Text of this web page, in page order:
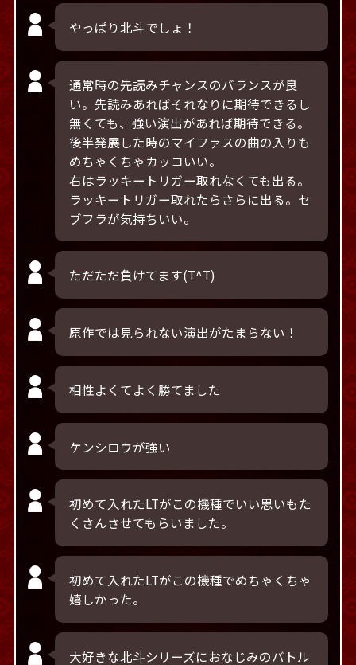
やっぱり北斗でしょ！
通常時の先読みチャンスのバランスが良
い。先読みあればそれなりに期待できるし
無くても、強い演出があれば期待できる。
後半発展した時のマイファスの曲の入りも
めちゃくちゃカッコいい。
右はラッキートリガー取れなくても出る。
ラッキートリガー取れたらさらに出る。セ
ブフラが気持ちいい。
ただただ負けてます(T^T)
原作では見られない演出がたまらない！
相性よくてよく勝てました
ケンシロウが強い
初めて入れたLTがこの機種でいい思いもた
くさんさせてもらいました。
初めて入れたLTがこの機種でめちゃくちゃ
嬉しかった。
大好きな北斗シリーズにおなじみのバトル